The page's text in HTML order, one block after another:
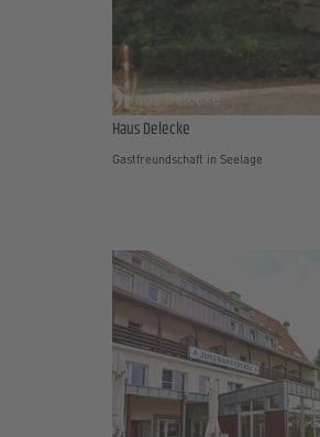
Haus Delecke
Gastfreundschaft in Seelage